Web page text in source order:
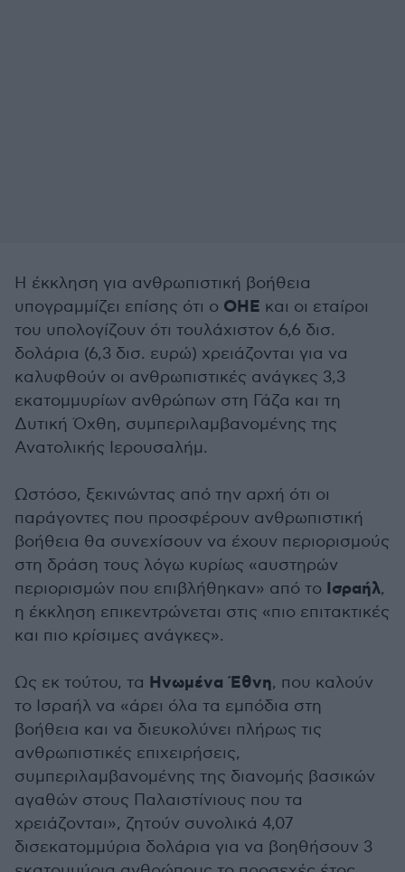
Η έκκληση για ανθρωπιστική βοήθεια
υπογραμμίζει επίσης ότι ο ΟΗΕ και οι εταίροι
του υπολογίζουν ότι τουλάχιστον 6,6 δισ.
δολάρια (6,3 δισ. ευρώ) χρειάζονται για να
καλυφθούν οι ανθρωπιστικές ανάγκες 3,3
εκατομμυρίων ανθρώπων στη Γάζα και τη
Δυτική Όχθη, συμπεριλαμβανομένης της
Ανατολικής Ιερουσαλήμ.
Ωστόσο, ξεκινώντας από την αρχή ότι οι
παράγοντες που προσφέρουν ανθρωπιστική
βοήθεια θα συνεχίσουν να έχουν περιορισμούς
στη δράση τους λόγω κυρίως «αυστηρών
περιορισμών που επιβλήθηκαν» από το Ισραήλ,
η έκκληση επικεντρώνεται στις «πιο επιτακτικές
και πιο κρίσιμες ανάγκες».
Ως εκ τούτου, τα Ηνωμένα Έθνη, που καλούν
το Ισραήλ να «άρει όλα τα εμπόδια στη
βοήθεια και να διευκολύνει πλήρως τις
ανθρωπιστικές επιχειρήσεις,
συμπεριλαμβανομένης της διανομής βασικών
αγαθών στους Παλαιστίνιους που τα
χρειάζονται», ζητούν συνολικά 4,07
δισεκατομμύρια δολάρια για να βοηθήσουν 3